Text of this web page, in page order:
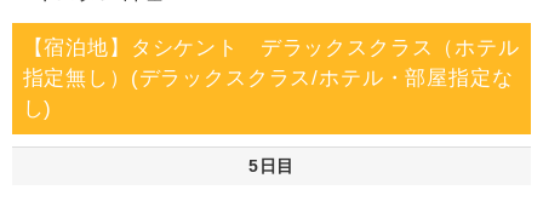
【宿泊地】タシケント デラックスクラス（ホテル
指定無し）(デラックスクラス/ホテル・部屋指定な
し)
5日目